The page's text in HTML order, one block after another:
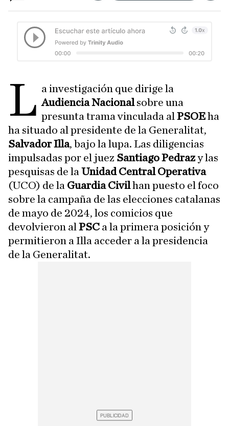
L a investigación que dirige la
Audiencia Nacionalsobre una
presunta trama vinculada alPSOEha
ha situado al presidente de la Generalitat,
Salvador Illa, bajo la lupa. Las diligencias
impulsadas por el juez Santiago Pedrazy las
pesquisas de la Unidad Central Operativa
(UCO) de la Guardia Civilhan puesto el foco
sobre la campaña de las elecciones catalanas
de mayo de 2024, los comicios que
devolvieron al PSC a la primera posición y
permitieron a Illa acceder a la presidencia
de la Generalitat.